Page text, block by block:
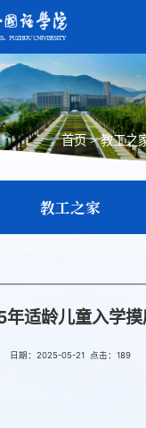
首页>教工之
教工之家
适龄儿童入学
日期：2025-05-21 点击： 189